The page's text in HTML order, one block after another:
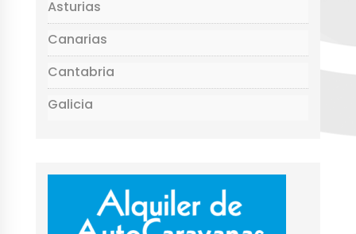
Asturias
Canarias
Cantabria
Galicia